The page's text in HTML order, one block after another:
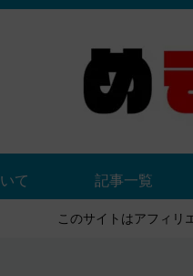
て 記事一覧
このサイトはアフィリ